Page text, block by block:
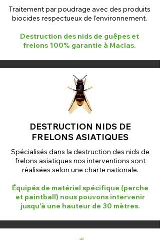
Traitement par poudrage avec des produits
biocides respectueux de l'environnement.
Destruction des nids de guêpes et
frelons 100% garantie à Maclas.
DESTRUCTION NIDS DE
FRELONS ASIATIQUES
Spécialisés dans la destruction des nids de
frelons asiatiques nos interventions sont
réalisées selon une charte nationale.
Équipés de matériel spécifique (perche
et paintball) nous pouvons intervenir
jusqu'à une hauteur de 30 mètres.